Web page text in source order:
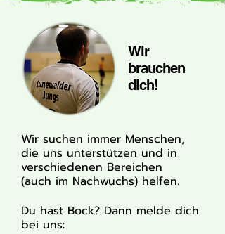
Wir
brauchen
dich!
Wir suchen immer Menschen,
die uns unterstützen und in
verschiedenen Bereichen
(auch im Nachwuchs) helfen.
Du hast Bock? Dann melde dich
bei uns: